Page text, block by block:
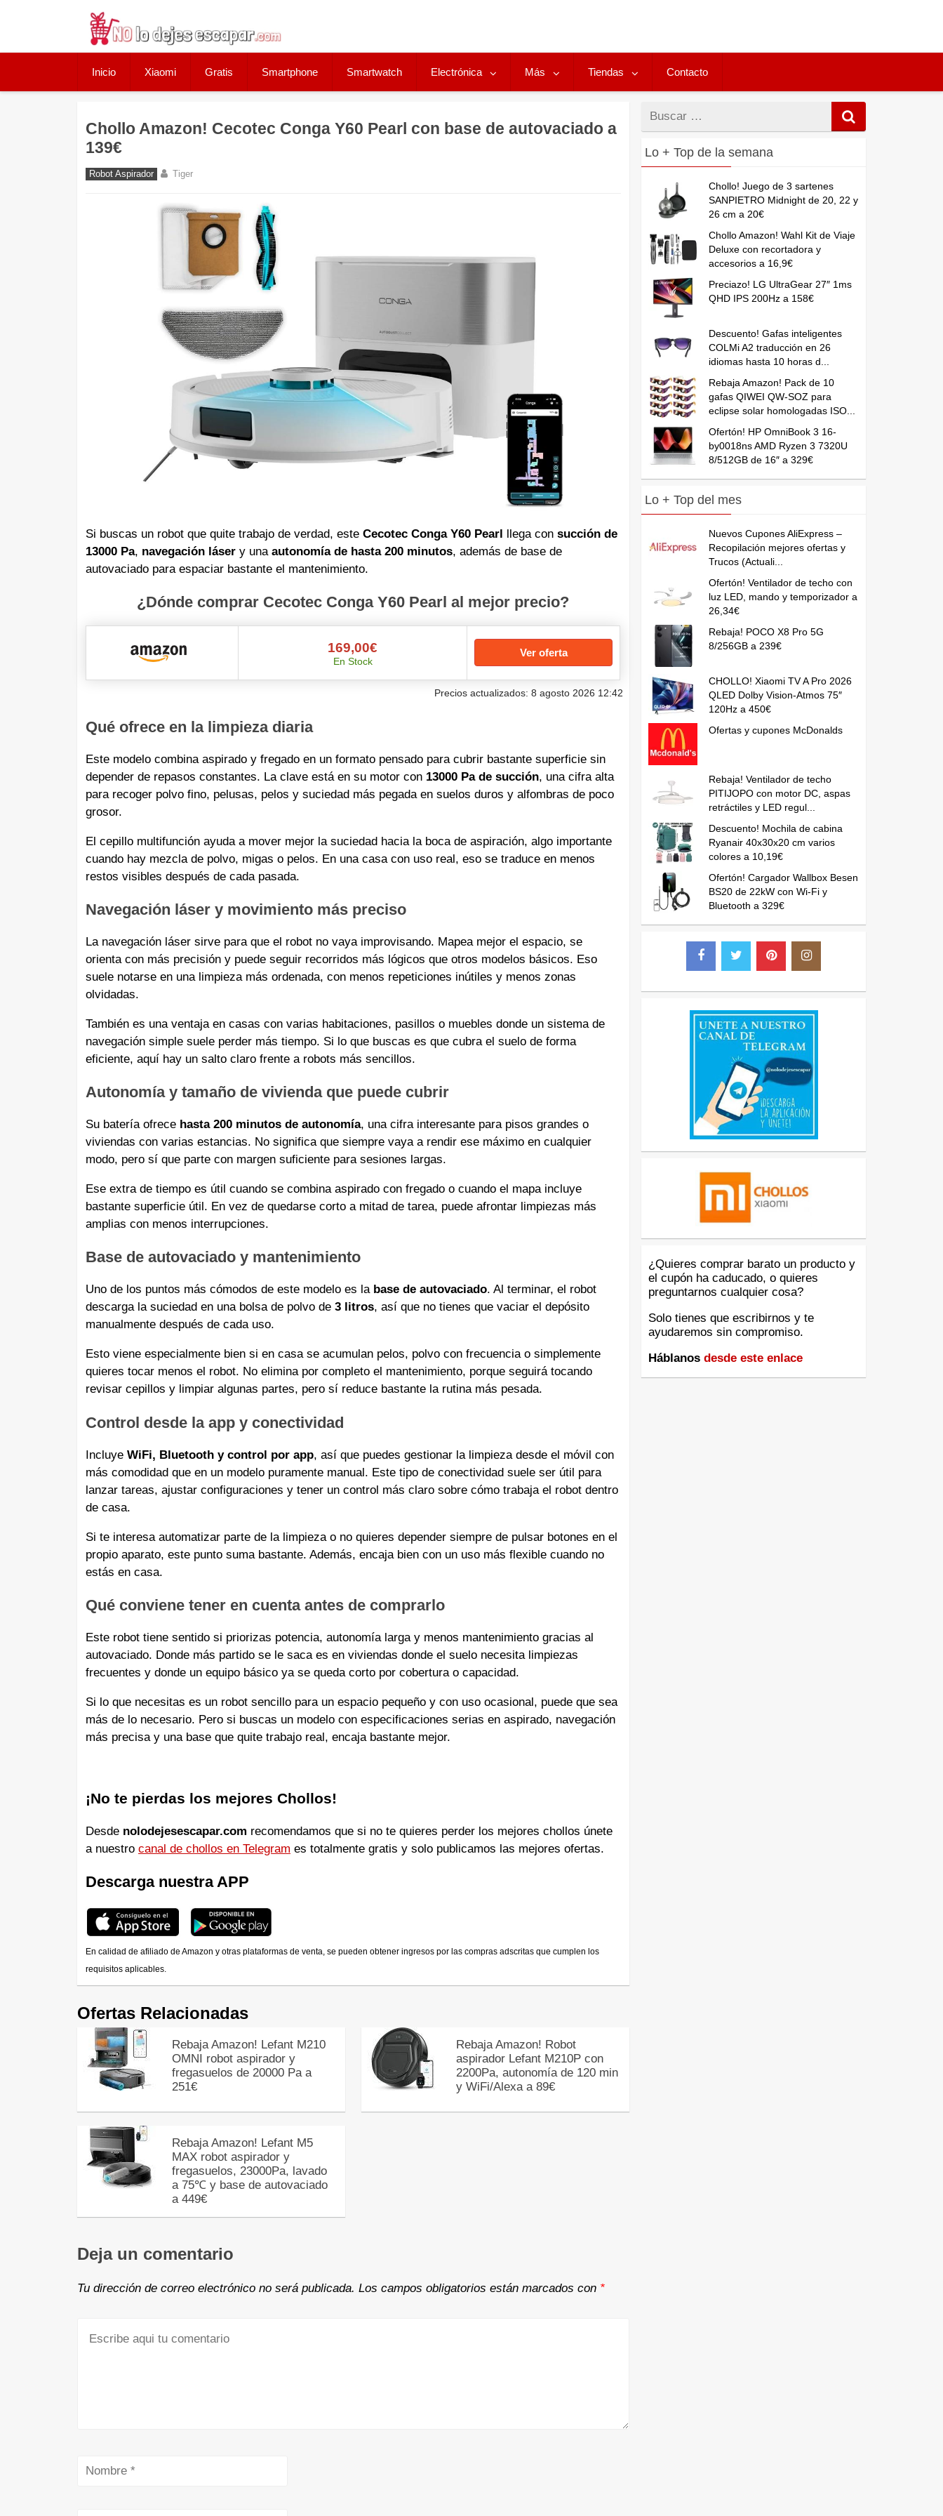
Inicio Xiaomi Gratis Smartphone Smartwatch Electrónica Más Tiendas Contacto
Chollo Amazon! Cecotec Conga Y60 Pearl con base de autovaciado a
139€
Robot Aspirador Tiger
Si buscas un robot que quite trabajo de verdad, este Cecotec Conga Y60 Pearl llega con succión de
13000 Pa, navegación láser y una autonomía de hasta 200 minutos, además de base de
autovaciado para espaciar bastante el mantenimiento.
¿Dónde comprar Cecotec Conga Y60 Pearl al mejor precio?
169,00€
En Stock
Ver oferta
Precios actualizados: 8 agosto 2026 12:42
Qué ofrece en la limpieza diaria
Este modelo combina aspirado y fregado en un formato pensado para cubrir bastante superficie sin
depender de repasos constantes. La clave está en su motor con 13000 Pa de succión, una cifra alta
para recoger polvo fino, pelusas, pelos y suciedad más pegada en suelos duros y alfombras de poco
grosor.
El cepillo multifunción ayuda a mover mejor la suciedad hacia la boca de aspiración, algo importante
cuando hay mezcla de polvo, migas o pelos. En una casa con uso real, eso se traduce en menos
restos visibles después de cada pasada.
Navegación láser y movimiento más preciso
La navegación láser sirve para que el robot no vaya improvisando. Mapea mejor el espacio, se
orienta con más precisión y puede seguir recorridos más lógicos que otros modelos básicos. Eso
suele notarse en una limpieza más ordenada, con menos repeticiones inútiles y menos zonas
olvidadas.
También es una ventaja en casas con varias habitaciones, pasillos o muebles donde un sistema de
navegación simple suele perder más tiempo. Si lo que buscas es que cubra el suelo de forma
eficiente, aquí hay un salto claro frente a robots más sencillos.
Autonomía y tamaño de vivienda que puede cubrir
Su batería ofrece hasta 200 minutos de autonomía, una cifra interesante para pisos grandes o
viviendas con varias estancias. No significa que siempre vaya a rendir ese máximo en cualquier
modo, pero sí que parte con margen suficiente para sesiones largas.
Ese extra de tiempo es útil cuando se combina aspirado con fregado o cuando el mapa incluye
bastante superficie útil. En vez de quedarse corto a mitad de tarea, puede afrontar limpiezas más
amplias con menos interrupciones.
Base de autovaciado y mantenimiento
Uno de los puntos más cómodos de este modelo es la base de autovaciado. Al terminar, el robot
descarga la suciedad en una bolsa de polvo de 3 litros, así que no tienes que vaciar el depósito
manualmente después de cada uso.
Esto viene especialmente bien si en casa se acumulan pelos, polvo con frecuencia o simplemente
quieres tocar menos el robot. No elimina por completo el mantenimiento, porque seguirá tocando
revisar cepillos y limpiar algunas partes, pero sí reduce bastante la rutina más pesada.
Control desde la app y conectividad
Incluye WiFi, Bluetooth y control por app, así que puedes gestionar la limpieza desde el móvil con
más comodidad que en un modelo puramente manual. Este tipo de conectividad suele ser útil para
lanzar tareas, ajustar configuraciones y tener un control más claro sobre cómo trabaja el robot dentro
de casa.
Si te interesa automatizar parte de la limpieza o no quieres depender siempre de pulsar botones en el
propio aparato, este punto suma bastante. Además, encaja bien con un uso más flexible cuando no
estás en casa.
Qué conviene tener en cuenta antes de comprarlo
Este robot tiene sentido si priorizas potencia, autonomía larga y menos mantenimiento gracias al
autovaciado. Donde más partido se le saca es en viviendas donde el suelo necesita limpiezas
frecuentes y donde un equipo básico ya se queda corto por cobertura o capacidad.
Si lo que necesitas es un robot sencillo para un espacio pequeño y con uso ocasional, puede que sea
más de lo necesario. Pero si buscas un modelo con especificaciones serias en aspirado, navegación
más precisa y una base que quite trabajo real, encaja bastante mejor.
¡No te pierdas los mejores Chollos!
Desde nolodejesescapar.com recomendamos que si no te quieres perder los mejores chollos únete
a nuestro canal de chollos en Telegram es totalmente gratis y solo publicamos las mejores ofertas.
Descarga nuestra APP
En calidad de afiliado de Amazon y otras plataformas de venta, se pueden obtener ingresos por las compras adscritas que cumplen los
requisitos aplicables.
Ofertas Relacionadas
Rebaja Amazon! Lefant M210
OMNI robot aspirador y
fregasuelos de 20000 Pa a
251€
Rebaja Amazon! Robot
aspirador Lefant M210P con
2200Pa, autonomía de 120 min
y WiFi/Alexa a 89€
Rebaja Amazon! Lefant M5
MAX robot aspirador y
fregasuelos, 23000Pa, lavado
a 75℃ y base de autovaciado
a 449€
Deja un comentario
Tu dirección de correo electrónico no será publicada. Los campos obligatorios están marcados con *
Buscar
por
Lo + Top de la semana
Chollo! Juego de 3 sartenes
SANPIETRO Midnight de 20, 22 y
26 cm a 20€
Chollo Amazon! Wahl Kit de Viaje
Deluxe con recortadora y
accesorios a 16,9€
Preciazo! LG UltraGear 27″ 1ms
QHD IPS 200Hz a 158€
Descuento! Gafas inteligentes
COLMi A2 traducción en 26
idiomas hasta 10 horas d...
Rebaja Amazon! Pack de 10
gafas QIWEI QW-SOZ para
eclipse solar homologadas ISO...
Ofertón! HP OmniBook 3 16-
by0018ns AMD Ryzen 3 7320U
8/512GB de 16″ a 329€
Lo + Top del mes
Nuevos Cupones AliExpress –
Recopilación mejores ofertas y
Trucos (Actuali...
Ofertón! Ventilador de techo con
luz LED, mando y temporizador a
26,34€
Rebaja! POCO X8 Pro 5G
8/256GB a 239€
CHOLLO! Xiaomi TV A Pro 2026
QLED Dolby Vision-Atmos 75″
120Hz a 450€
Ofertas y cupones McDonalds
Rebaja! Ventilador de techo
PITIJOPO con motor DC, aspas
retráctiles y LED regul...
Descuento! Mochila de cabina
Ryanair 40x30x20 cm varios
colores a 10,19€
Ofertón! Cargador Wallbox Besen
BS20 de 22kW con Wi-Fi y
Bluetooth a 329€
¿Quieres comprar barato un producto y
el cupón ha caducado, o quieres
preguntarnos cualquier cosa?
Solo tienes que escribirnos y te
ayudaremos sin compromiso.
Háblanos desde este enlace